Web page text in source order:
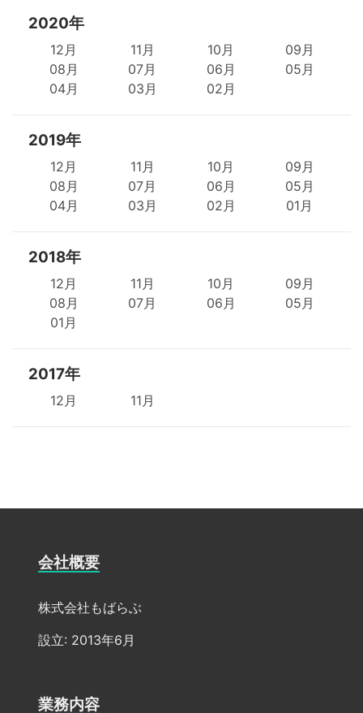
2020年
12月 11月 10月
09月
08月
07月 06月
05月
04月
03月 02月
2019年
12月 11月 10月
09月
08月
07月 06月
05月
04月
03月 02月 01月
2018年
12月 11月 10月
09月
08月
07月 06月
05月
01月
2017年
12月 11月
会社概要
株式会社もばらぶ
設立: 2013年6月
業務内容